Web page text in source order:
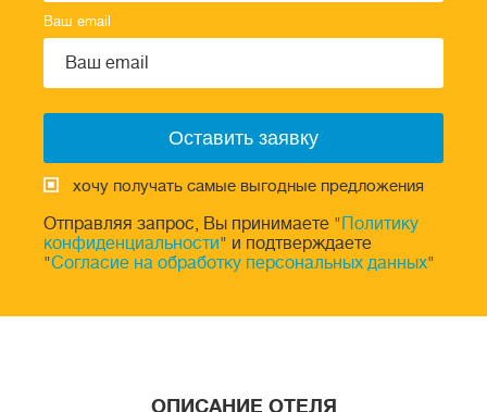
Ваш email
хочу получать самые выгодные предложения
Отправляя запрос, Вы принимаете "Политику
конфиденциальности" и подтверждаете
"Согласие на обработку персональных данных"
ОПИСАНИЕ ОТЕЛЯ